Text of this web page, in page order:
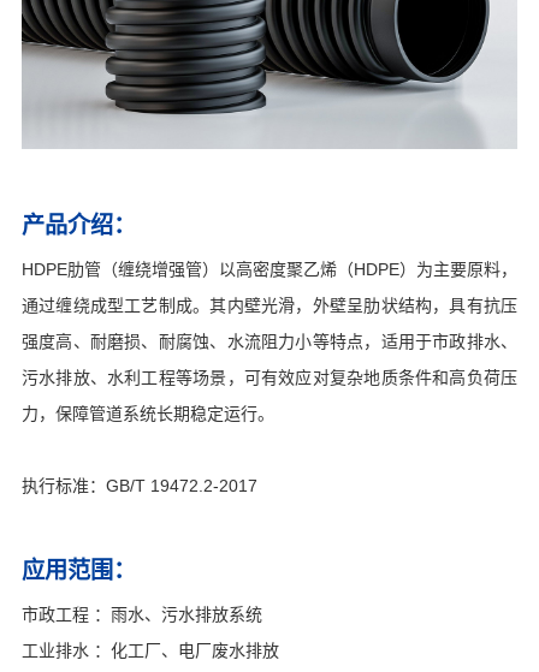
产品介绍：
HDPE肋管（缠绕增强管）以高密度聚乙烯（HDPE）为主要原料，
通过缠绕成型工艺制成。其内壁光滑，外壁呈肋状结构，具有抗压
强度高、耐磨损、耐腐蚀、水流阻力小等特点，适用于市政排水、
污水排放、水利工程等场景，可有效应对复杂地质条件和高负荷压
力，保障管道系统长期稳定运行。
执行标准：GB/T 19472.2-2017
应用范围：
市政工程 ：雨水、污水排放系统
工业排水 ：化工厂、电厂废水排放